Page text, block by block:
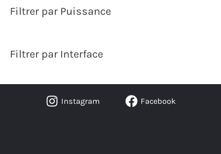
Filtrer par Puissance
Filtrer par Interface
Instagram Facebook